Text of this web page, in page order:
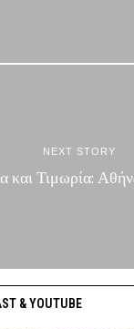
NEXT STORY
και Τιμωρία:
& YOUTUBE